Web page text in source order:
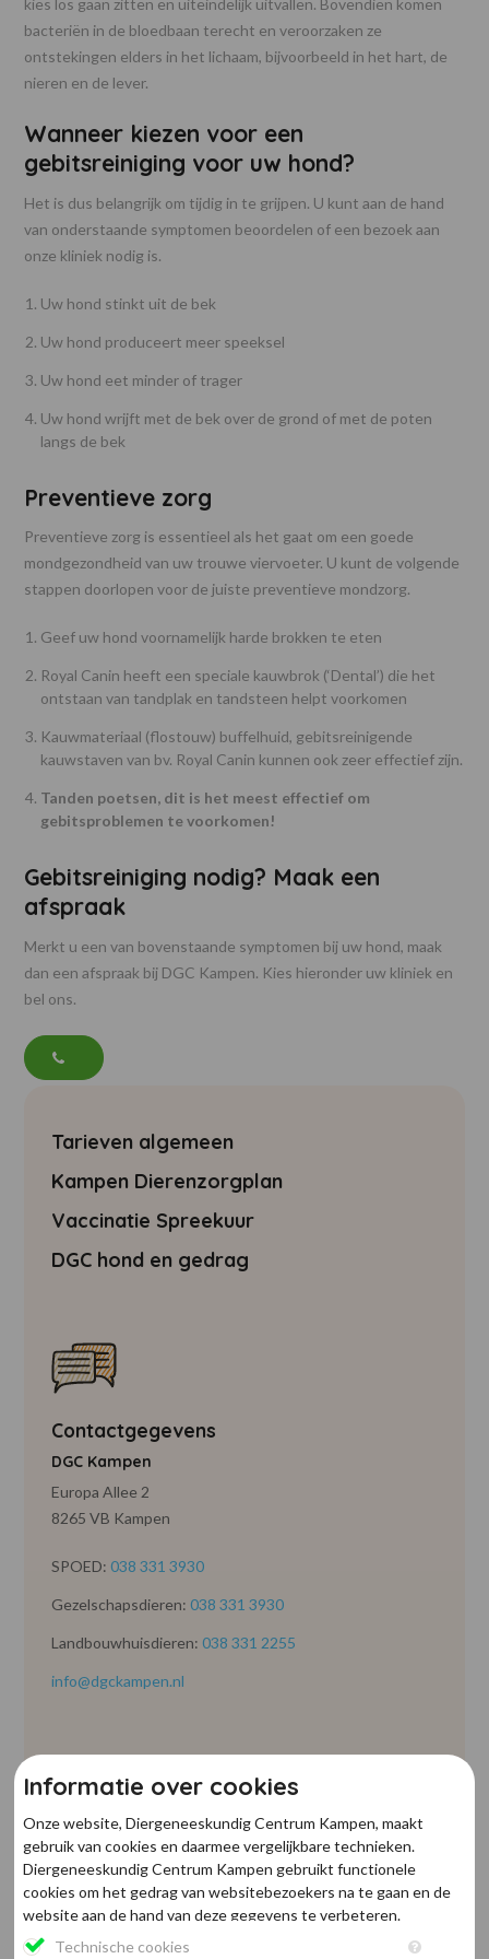
kies los gaan zitten en uiteindelijk uitvallen. Bovendien komen
bacteriën in de bloedbaan terecht en veroorzaken ze
ontstekingen elders in het lichaam, bijvoorbeeld in het hart, de
nieren en de lever.
Wanneer kiezen voor een
gebitsreiniging voor uw hond?
Het is dus belangrijk om tijdig in te grijpen. U kunt aan de hand
van onderstaande symptomen beoordelen of een bezoek aan
onze kliniek nodig is.
Uw hond stinkt uit de bek
Uw hond produceert meer speeksel
Uw hond eet minder of trager
Uw hond wrijft met de bek over de grond of met de poten
langs de bek
Preventieve zorg
Preventieve zorg is essentieel als het gaat om een goede
mondgezondheid van uw trouwe viervoeter. U kunt de volgende
stappen doorlopen voor de juiste preventieve mondzorg.
Geef uw hond voornamelijk harde brokken te eten
Royal Canin heeft een speciale kauwbrok (‘Dental’) die het
ontstaan van tandplak en tandsteen helpt voorkomen
Kauwmateriaal (flostouw) buffelhuid, gebitsreinigende
kauwstaven van bv. Royal Canin kunnen ook zeer effectief zijn.
Tanden poetsen, dit is het meest effectief om
gebitsproblemen te voorkomen!
Gebitsreiniging nodig? Maak een
afspraak
Merkt u een van bovenstaande symptomen bij uw hond, maak
dan een afspraak bij DGC Kampen. Kies hieronder uw kliniek en
bel ons.
Tarieven algemeen
Kampen Dierenzorgplan
Vaccinatie Spreekuur
DGC hond en gedrag
Contactgegevens
DGC Kampen
Europa Allee 2
8265 VB Kampen
SPOED: 038 331 3930
Gezelschapsdieren: 038 331 3930
Landbouwhuisdieren: 038 331 2255
info@dgckampen.nl
Openingstijden
DGC Kampen
Informatie over cookies
Onze website, Diergeneeskundig Centrum Kampen, maakt
gebruik van cookies en daarmee vergelijkbare technieken.
Diergeneeskundig Centrum Kampen gebruikt functionele
cookies om het gedrag van websitebezoekers na te gaan en de
website aan de hand van deze gegevens te verbeteren.
Daarnaast plaatsen derden marketing cookies om
Technische cookies